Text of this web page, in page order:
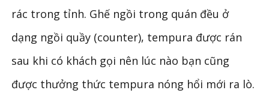
rác trong tỉnh. Ghế ngồi trong quán đều ở
dạng ngồi quầy (counter), tempura được rán
sau khi có khách gọi nên lúc nào bạn cũng
được thưởng thức tempura nóng hổi mới ra lò.